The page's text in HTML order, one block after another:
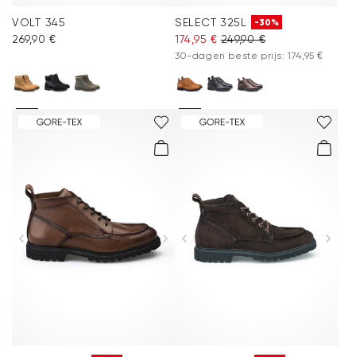
VOLT 345
269,90 €
SELECT 325L -30%
174,95 € 249,90 €
30-dagen beste prijs: 174,95 €